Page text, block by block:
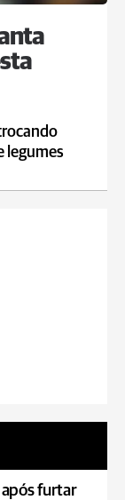
legumes
furtar